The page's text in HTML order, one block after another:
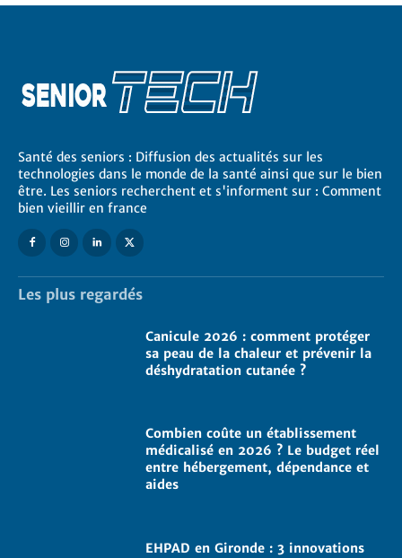
Santé des seniors : Diffusion des actualités sur les
technologies dans le monde de la santé ainsi que sur le bien
être. Les seniors recherchent et s'informent sur : Comment
bien vieillir en france
Les plus regardés
Canicule 2026 : comment protéger
sa peau de la chaleur et prévenir la
déshydratation cutanée ?
Combien coûte un établissement
médicalisé en 2026 ? Le budget réel
entre hébergement, dépendance et
aides
EHPAD en Gironde : 3 innovations